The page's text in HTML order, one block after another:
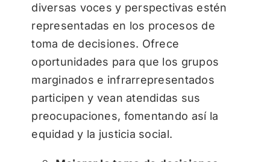
diversas voces y perspectivas estén
representadas en los procesos de
toma de decisiones. Ofrece
oportunidades para que los grupos
marginados e infrarrepresentados
participen y vean atendidas sus
preocupaciones, fomentando así la
equidad y la justicia social.